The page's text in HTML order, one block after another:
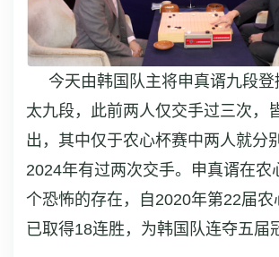
今天由韩国队主将申真谞九段登
太九段，此前两人仅交手过三次，
出，其中仅于农心杯赛中两人就分
2024年有过两次交手。申真谞在农
个恐怖的存在，自2020年第22届农
已取得18连胜，为韩国队连夺五届